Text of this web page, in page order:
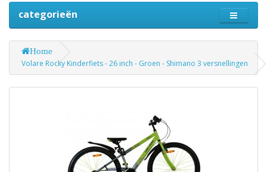
categorieën
Home
Volare Rocky Kinderfiets - 26 inch - Groen - Shimano 3 versnellingen